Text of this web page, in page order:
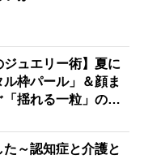
ジュエリー術】夏に
ル枠パール」＆顔ま
揺れる一粒」の使
た～認知症と介護と